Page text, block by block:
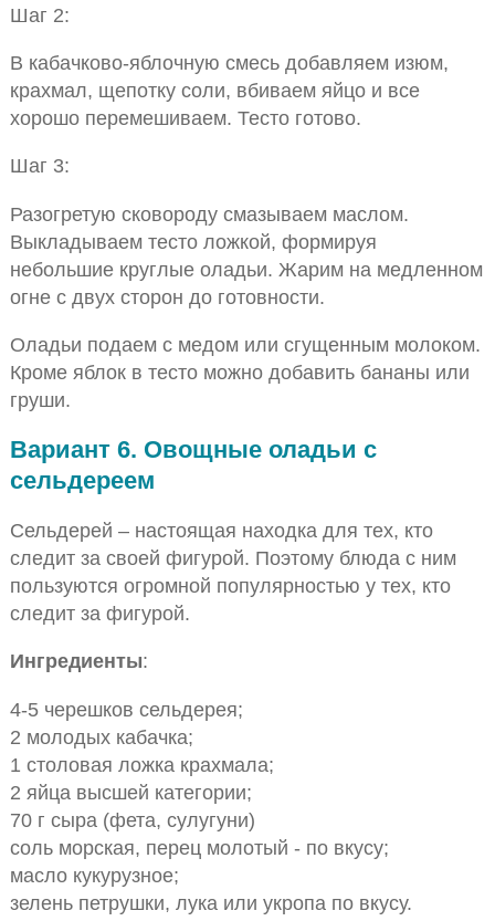
Шаг 2:
В кабачково-яблочную смесь добавляем изюм,
крахмал, щепотку соли, вбиваем яйцо и все
хорошо перемешиваем. Тесто готово.
Шаг 3:
Разогретую сковороду смазываем маслом.
Выкладываем тесто ложкой, формируя
небольшие круглые оладьи. Жарим на медленном
огне с двух сторон до готовности.
Оладьи подаем с медом или сгущенным молоком.
Кроме яблок в тесто можно добавить бананы или
груши.
Вариант 6. Овощные оладьи с
сельдереем
Сельдерей – настоящая находка для тех, кто
следит за своей фигурой. Поэтому блюда с ним
пользуются огромной популярностью у тех, кто
следит за фигурой.
Ингредиенты:
4-5 черешков сельдерея;
2 молодых кабачка;
1 столовая ложка крахмала;
2 яйца высшей категории;
70 г сыра (фета, сулугуни)
соль морская, перец молотый - по вкусу;
масло кукурузное;
зелень петрушки, лука или укропа по вкусу.